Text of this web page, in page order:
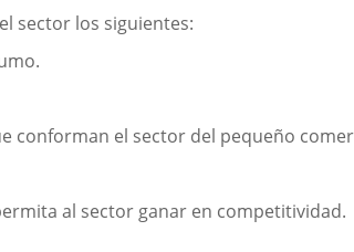
sector los siguientes:
conforman el sector del pequeño
al sector ganar en competitividad.